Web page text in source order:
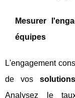
Mesurer
équipes
L'engagement
de vos
Analysez le